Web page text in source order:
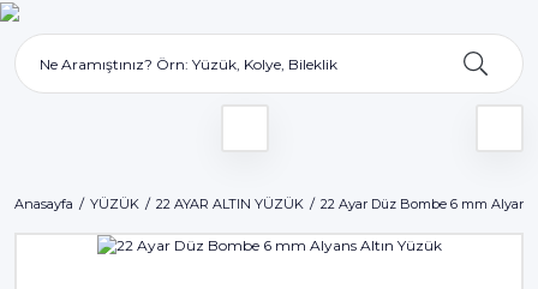
Anasayfa YÜZÜK 22 AYAR ALTIN YÜZÜK 22 Ayar Düz Bombe 6 mm